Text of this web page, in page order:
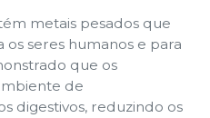
metais pesados ​​que
seres humanos e para
que os
de
digestivos, reduzindo os